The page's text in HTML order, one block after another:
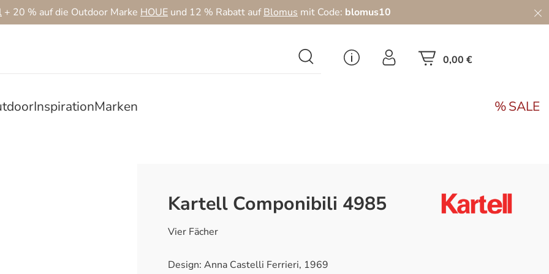
+ 20 % auf die Outdoor Marke HOUE und 12 % Rabatt aufBlomus mit Code: blomus10
0,00 €
InspirationMarken SALE
Kartell Componibili 4985
Vier Fächer
Design: Anna Castelli Ferrieri, 1969